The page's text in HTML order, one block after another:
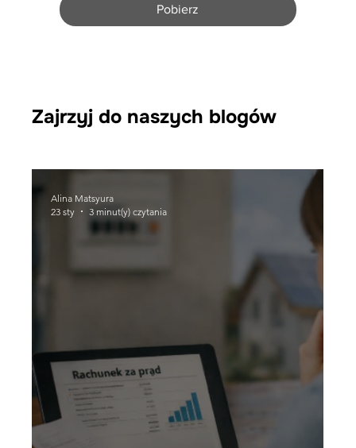
Pobierz
Zajrzyj do naszych blogów
Alina Matsyura
23 sty
3 minut(y) czytania